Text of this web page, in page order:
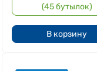
(45 бутылок)
В корзину